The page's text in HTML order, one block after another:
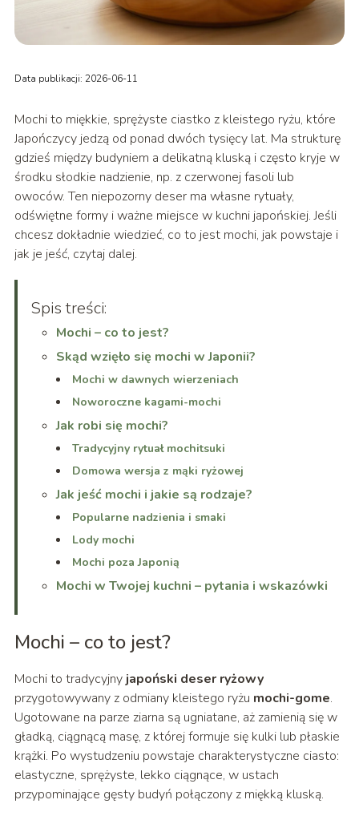
Data publikacji: 2026-06-11
Mochi to miękkie, sprężyste ciastko z kleistego ryżu, które
Japończycy jedzą od ponad dwóch tysięcy lat. Ma strukturę
gdzieś między budyniem a delikatną kluską i często kryje w
środku słodkie nadzienie, np. z czerwonej fasoli lub
owoców. Ten niepozorny deser ma własne rytuały,
odświętne formy i ważne miejsce w kuchni japońskiej. Jeśli
chcesz dokładnie wiedzieć, co to jest mochi, jak powstaje i
jak je jeść, czytaj dalej.
Spis treści:
Mochi – co to jest?
Skąd wzięło się mochi w Japonii?
Mochi w dawnych wierzeniach
Noworoczne kagami-mochi
Jak robi się mochi?
Tradycyjny rytuał mochitsuki
Domowa wersja z mąki ryżowej
Jak jeść mochi i jakie są rodzaje?
Popularne nadzienia i smaki
Lody mochi
Mochi poza Japonią
Mochi w Twojej kuchni – pytania i wskazówki
Mochi – co to jest?
Mochi to tradycyjny japoński deser ryżowy
przygotowywany z odmiany kleistego ryżu mochi-gome.
Ugotowane na parze ziarna są ugniatane, aż zamienią się w
gładką, ciągnącą masę, z której formuje się kulki lub płaskie
krążki. Po wystudzeniu powstaje charakterystyczne ciasto:
elastyczne, sprężyste, lekko ciągnące, w ustach
przypominające gęsty budyń połączony z miękką kluską.